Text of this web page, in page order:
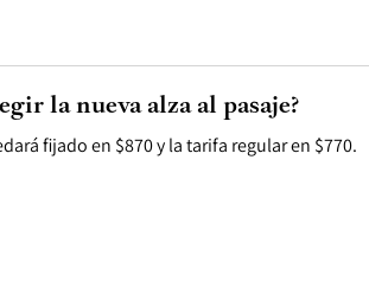
fijado en $870 y la tarifa regular en $770.
la nueva alza al pasaje?